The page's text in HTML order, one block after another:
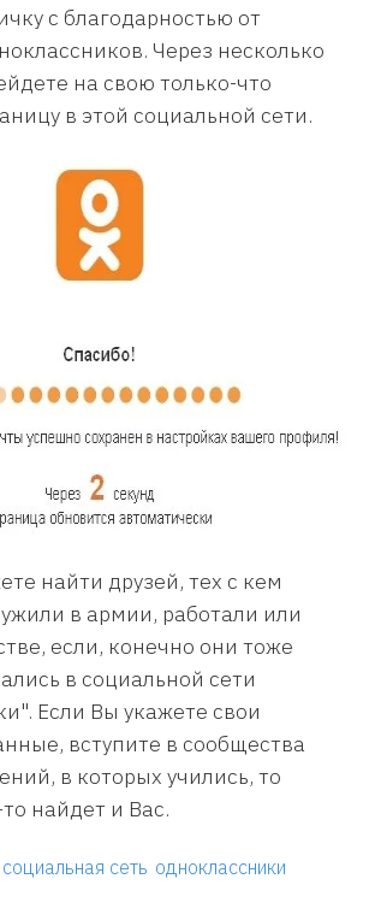
с благодарностью от
Через несколько
на свою только-что
в этой социальной сети.
найти друзей, тех с кем
в армии, работали или
если, конечно они тоже
в социальной сети
Если Вы укажете свои
вступите в сообщества
в которых учились, то
найдет и Вас.
социальная сеть одноклассники